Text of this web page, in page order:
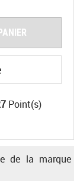
Point(s)
de la marque